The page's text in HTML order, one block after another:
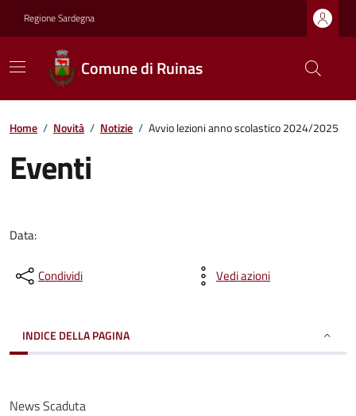
Regione Sardegna
Comune di Ruinas
Home / Novità / Notizie / Avvio lezioni anno scolastico 2024/2025
Eventi
Data:
Condividi Vedi azioni
INDICE DELLA PAGINA
News Scaduta